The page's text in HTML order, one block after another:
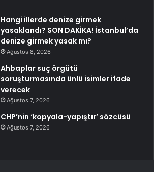
Hangi illerde denize girmek
yasaklandı? SON DAKİKA! İstanbul’da
denize girmek yasak mı?
Ağustos 8, 2026
Ahbaplar suç örgütü
soruşturmasında ünlü isimler ifade
verecek
Ağustos 7, 2026
CHP’nin ‘kopyala-yapıştır’ sözcüsü
Ağustos 7, 2026